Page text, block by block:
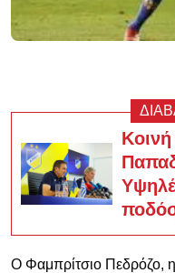
Ο Φαμπρίτσιο Πεδρόζο,